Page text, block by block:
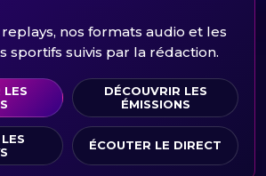
nos formats audio et les
sportifs suivis par la rédaction.
LES
DÉCOUVRIR LES
ÉMISSIONS
ÉCOUTER LE DIRECT